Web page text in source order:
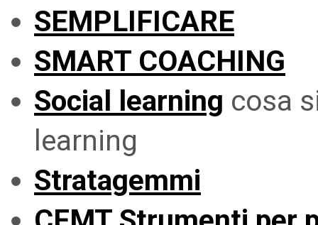
SEMPLIFICARE
SMART COACHING
Social learning cosa
learning
Stratagemmi